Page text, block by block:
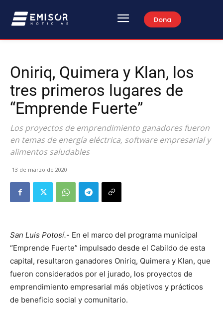
Dona
Oniriq, Quimera y Klan, los
tres primeros lugares de
“Emprende Fuerte”
Los proyectos de emprendimiento ganadores fueron
en temas de energía eléctrica, software empresarial y
alimentos saludables
13 de marzo de 2020
San Luis Potosí.- En el marco del programa municipal
“Emprende Fuerte” impulsado desde el Cabildo de esta
capital, resultaron ganadores Oniriq, Quimera y Klan, que
fueron considerados por el jurado, los proyectos de
emprendimiento empresarial más objetivos y prácticos
de beneficio social y comunitario.